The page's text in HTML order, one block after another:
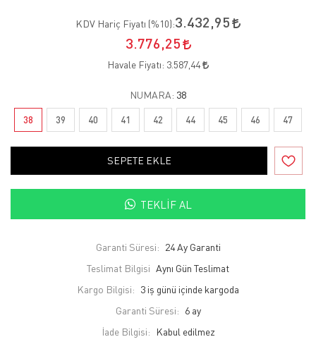
KDV Hariç Fiyatı (%10):3.432,95
3.776,25
Havale Fiyatı: 3.587,44
NUMARA: 38
38 39 40 41 42 44 45 46 47
SEPETE EKLE
TEKLIF AL
Garanti Süresi: 24 Ay Garanti
Teslimat Bilgisi Aynı Gün Teslimat
Kargo Bilgisi: 3 iş günü içinde kargoda
Garanti Süresi: 6 ay
İade Bilgisi: